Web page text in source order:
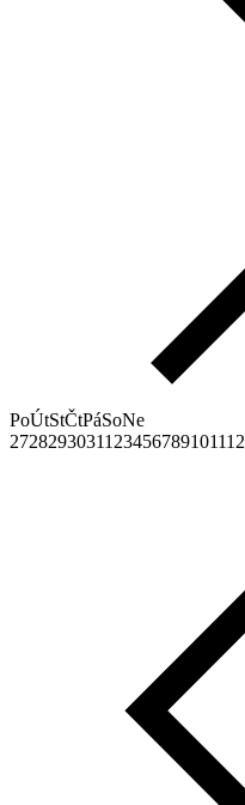
PoÚtStČtPáSoNe
27282930311 23456789101112